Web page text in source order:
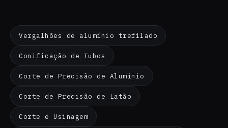
Vergalhões de alumínio trefilado
Conificação de Tubos
Corte de Precisão de Alumínio
Corte de Precisão de Latão
Corte e Usinagem